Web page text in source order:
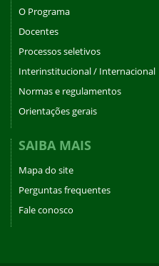
O Programa
Docentes
Processos seletivos
Interinstitucional / Internacional
Normas e regulamentos
Orientações gerais
SAIBA MAIS
Mapa do site
Perguntas frequentes
Fale conosco